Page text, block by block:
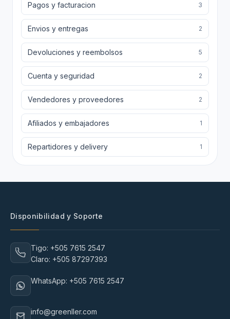
Pagos y facturacion 3
Envios y entregas 2
Devoluciones y reembolsos 5
Cuenta y seguridad 2
Vendedores y proveedores 2
Afiliados y embajadores 1
Repartidores y delivery 1
Disponibilidad y Soporte
Tigo: +505 7615 2547
Claro: +505 87297393
WhatsApp: +505 7615 2547
info@greenller.com